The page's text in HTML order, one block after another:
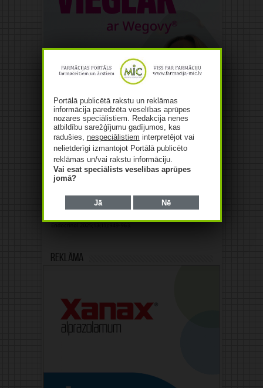
Reklāma
Portālā publicētā rakstu un reklāmas
informācija paredzēta veselības aprūpes
nozares speciālistiem. Redakcija nenes
atbildību sarežģījumu gadījumos, kas
radušies, nespeciālistiem interpretējot vai
nelietderīgi izmantojot Portālā publicēto
reklāmas un/vai rakstu informāciju.
Vai esat speciālists veselības aprūpes
jomā?
Jā Nē